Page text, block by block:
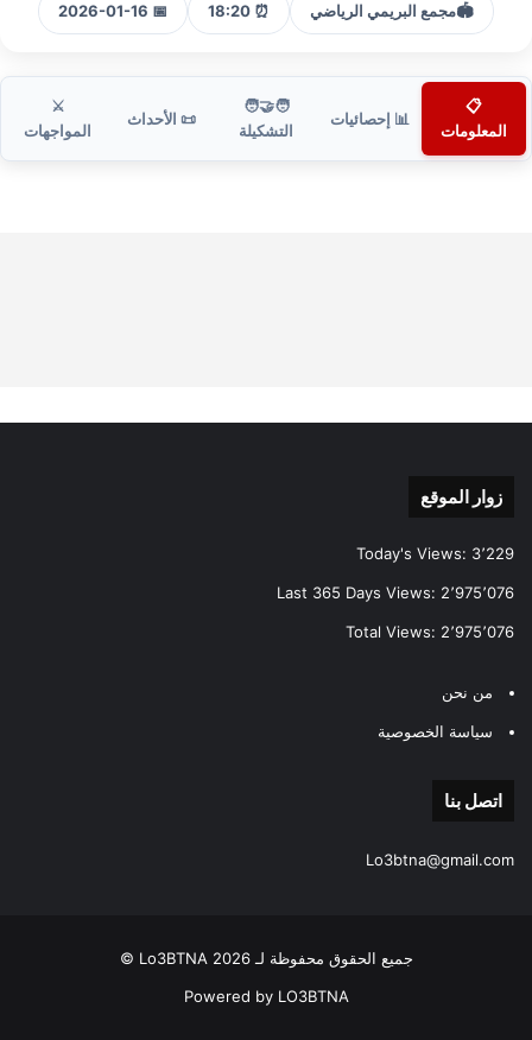
🏟️مجمع البريمي الرياضي ⏰ 18:20
📅 2026-01-16
📋
المعلومات
📊 إحصائيات
🧑‍🤝‍🧑
التشكيلة
📜 الأحداث
⚔️
المواجهات
زوار الموقع
Today's Views: 3٬229
Last 365 Days Views: 2٬975٬076
Total Views: 2٬975٬076
من نحن
سياسة الخصوصية
اتصل بنا
Lo3btna@gmail.com
جميع الحقوق محفوظة لـ Lo3BTNA 2026 ©
Powered by LO3BTNA